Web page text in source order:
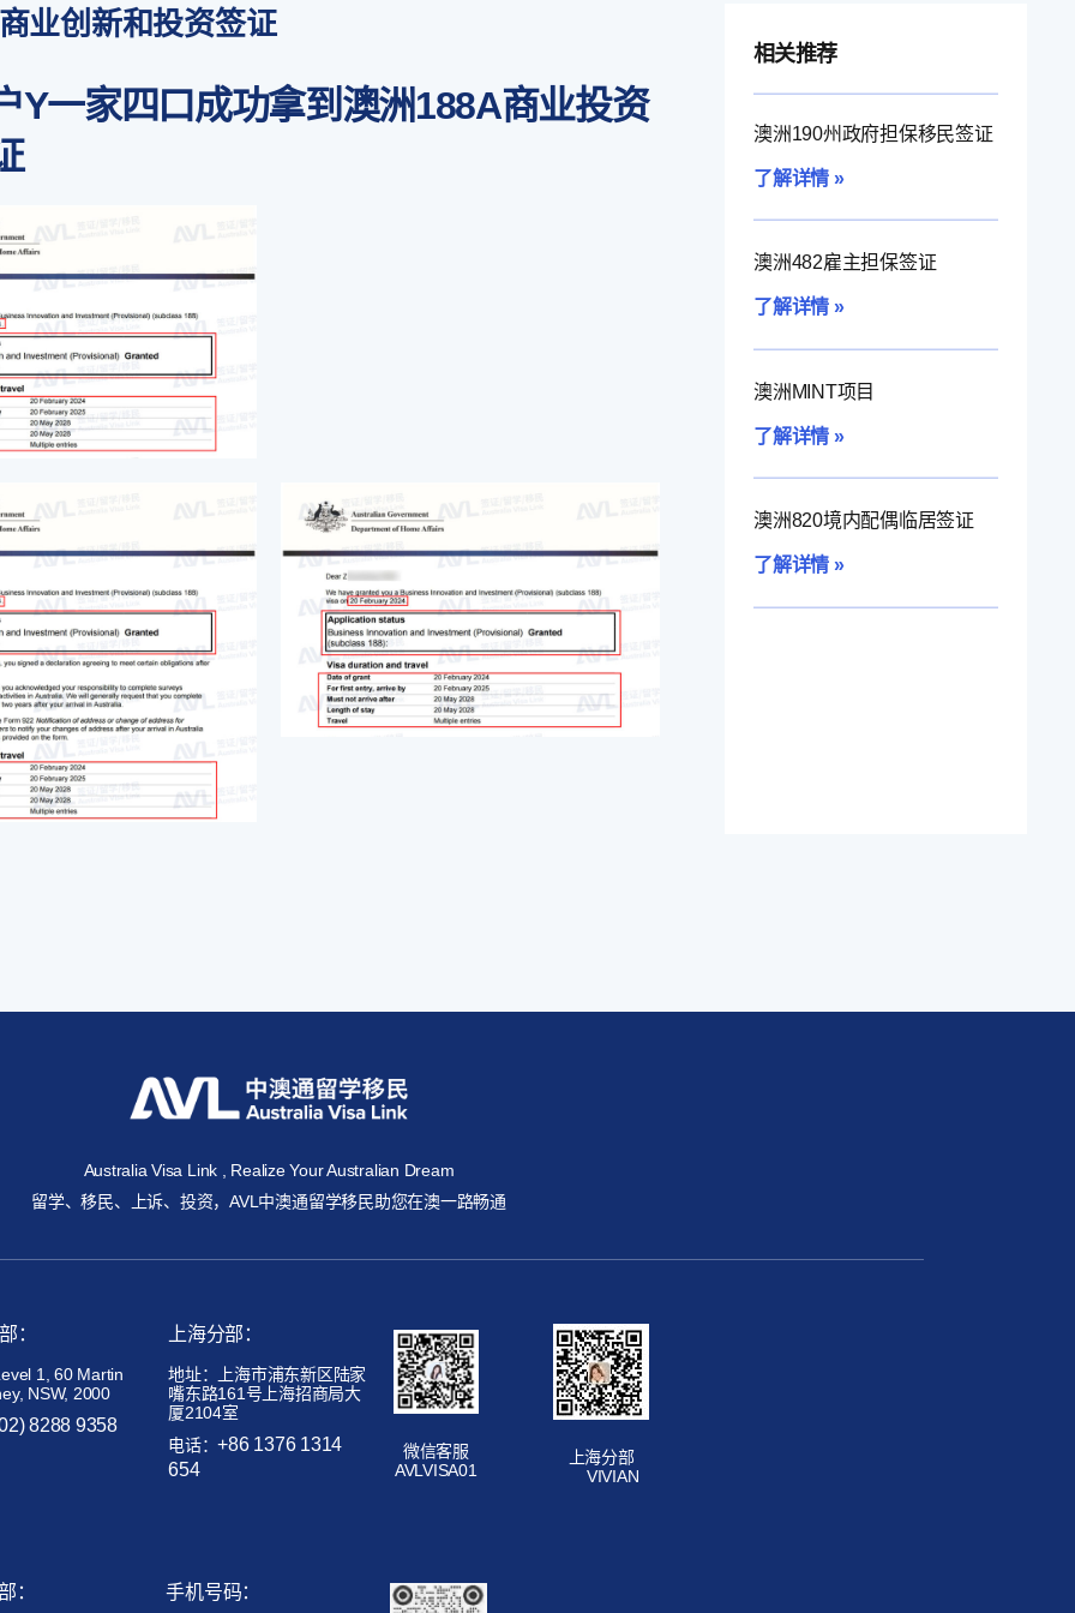
业创新和投资签证
Y一家四口成功拿到澳洲188A商业投资
相关推荐
澳洲190州政府担保移民签证
了解详情 »
澳洲482雇主担保签证
了解详情 »
澳洲MINT项目
了解详情 »
澳洲820境内配偶临居签证
了解详情 »
Australia Visa Link , Realize Your Australian Dream
留学、移民、上诉、投资，AVL中澳通留学移民助您在澳一路畅通
：
1, 60 Martin
NSW, 2000
8288 9358
上海分部：
地址：上海市浦东新区陆家
嘴东路161号上海招商局大
厦2104室
电话：+86 1376 1314
654
微信客服
AVLVISA01
上海分部
VIVIAN
： 手机号码：